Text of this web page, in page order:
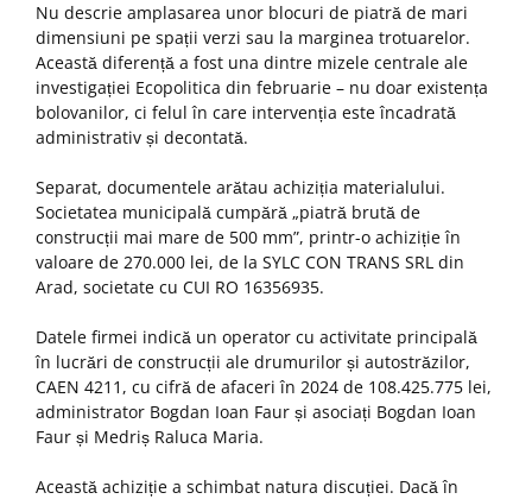
Nu descrie amplasarea unor blocuri de piatră de mari
dimensiuni pe spații verzi sau la marginea trotuarelor.
Această diferență a fost una dintre mizele centrale ale
investigației Ecopolitica din februarie – nu doar existența
bolovanilor, ci felul în care intervenția este încadrată
administrativ și decontată.
Separat, documentele arătau achiziția materialului.
Societatea municipală cumpără „piatră brută de
construcții mai mare de 500 mm”, printr-o achiziție în
valoare de 270.000 lei, de la SYLC CON TRANS SRL din
Arad, societate cu CUI RO 16356935.
Datele firmei indică un operator cu activitate principală
în lucrări de construcții ale drumurilor și autostrăzilor,
CAEN 4211, cu cifră de afaceri în 2024 de 108.425.775 lei,
administrator Bogdan Ioan Faur și asociați Bogdan Ioan
Faur și Medriș Raluca Maria.
Această achiziție a schimbat natura discuției. Dacă în